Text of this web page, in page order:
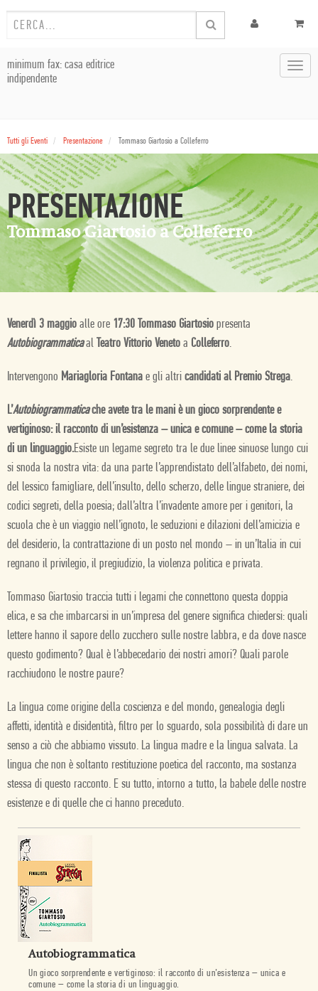
minimum fax: casa editrice
indipendente
Tutti gli Eventi Presentazione Tommaso Giartosio a Colleferro
PRESENTAZIONE
Tommaso Giartosio a Colleferro
Venerdì 3 maggio alle ore 17:30 Tommaso Giartosio presenta
Autobiogrammaticaal Teatro Vittorio Veneto a Colleferro.
Intervengono Mariagloria Fontana e gli altri candidati al Premio Strega.
L’Autobiogrammaticache avete tra le mani è un gioco sorprendente e
vertiginoso: il racconto di un’esistenza – unica e comune – come la storia
di un linguaggio.Esiste un legame segreto tra le due linee sinuose lungo cui
si snoda la nostra vita: da una parte l’apprendistato dell’alfabeto, dei nomi,
del lessico famigliare, dell’insulto, dello scherzo, delle lingue straniere, dei
codici segreti, della poesia; dall’altra l’invadente amore per i genitori, la
scuola che è un viaggio nell’ignoto, le seduzioni e dilazioni dell’amicizia e
del desiderio, la contrattazione di un posto nel mondo – in un’Italia in cui
regnano il privilegio, il pregiudizio, la violenza politica e privata.
Tommaso Giartosio traccia tutti i legami che connettono questa doppia
elica, e sa che imbarcarsi in un’impresa del genere significa chiedersi: quali
lettere hanno il sapore dello zucchero sulle nostre labbra, e da dove nasce
questo godimento? Qual è l’abbecedario dei nostri amori? Quali parole
racchiudono le nostre paure?
La lingua come origine della coscienza e del mondo, genealogia degli
affetti, identità e disidentità, filtro per lo sguardo, sola possibilità di dare un
senso a ciò che abbiamo vissuto. La lingua madre e la lingua salvata. La
lingua che non è soltanto restituzione poetica del racconto, ma sostanza
stessa di questo racconto. E su tutto, intorno a tutto, la babele delle nostre
esistenze e di quelle che ci hanno preceduto.
Autobiogrammatica
Un gioco sorprendente e vertiginoso: il racconto di un’esistenza – unica e
comune – come la storia di un linguaggio.